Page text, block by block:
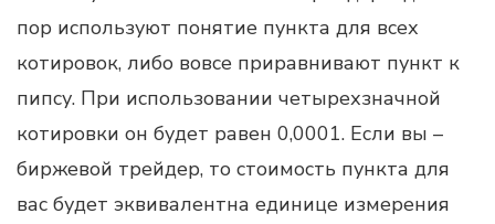
пор используют понятие пункта для всех
котировок, либо вовсе приравнивают пункт к
пипсу. При использовании четырехзначной
котировки он будет равен 0,0001. Если вы –
биржевой трейдер, то стоимость пункта для
вас будет эквивалентна единице измерения